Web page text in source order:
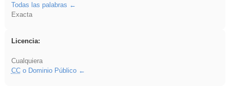
Todas las palabras
Exacta
Licencia:
Cualquiera
CCo Dominio Público